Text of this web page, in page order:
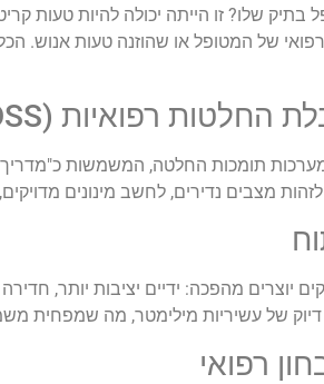
בתיק שלו? זו הייתה יכולה להיות טעות
של המטופל או שהוזנה טעות אנוש.
תומכות החלטה, המשמשות
לזהות מצבים נדירים, לחשב מינונים
יוצרים מהפכה: ידיים יציבות יותר,
של עשיריות מילימטר, מה שמפחית